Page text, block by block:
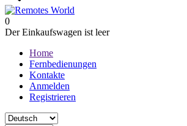
0
Der Einkaufswagen ist leer
Home
Fernbedienungen
Kontakte
Anmelden
Registrieren